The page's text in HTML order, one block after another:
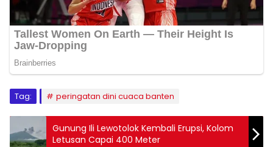
Tag: peringatan dini cuaca banten
Gunung Ili Lewotolok Kembali Erupsi, Kolom
Letusan Capai 400 Meter